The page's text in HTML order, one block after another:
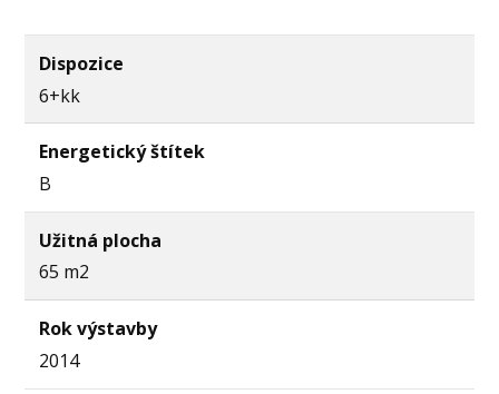
Dispozice
6+kk
Energetický štítek
B
Užitná plocha
65 m2
Rok výstavby
2014